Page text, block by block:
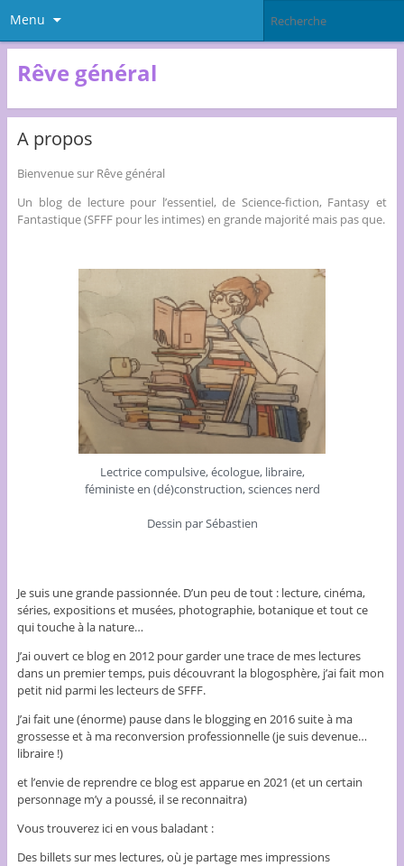
Menu
Rêve général
A propos
Bienvenue sur Rêve général
Un blog de lecture pour l’essentiel, de Science-fiction, Fantasy et
Fantastique (SFFF pour les intimes) en grande majorité mais pas que.
Lectrice compulsive, écologue, libraire,
féministe en (dé)construction, sciences nerd
Dessin par Sébastien
Je suis une grande passionnée. D’un peu de tout : lecture, cinéma,
séries, expositions et musées, photographie, botanique et tout ce
qui touche à la nature…
J’ai ouvert ce blog en 2012 pour garder une trace de mes lectures
dans un premier temps, puis découvrant la blogosphère, j’ai fait mon
petit nid parmi les lecteurs de SFFF.
J’ai fait une (énorme) pause dans le blogging en 2016 suite à ma
grossesse et à ma reconversion professionnelle (je suis devenue…
libraire !)
et l’envie de reprendre ce blog est apparue en 2021 (et un certain
personnage m’y a poussé, il se reconnaitra)
Vous trouverez ici en vous baladant :
Des billets sur mes lectures, où je partage mes impressions